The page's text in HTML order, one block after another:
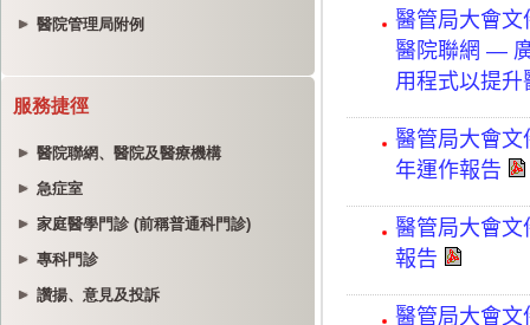
醫院管理局附例
服務捷徑
醫院聯網、醫院及醫療機構
急症室
家庭醫學門診 (前稱普通科門診)
專科門診
讚揚、意見及投訴